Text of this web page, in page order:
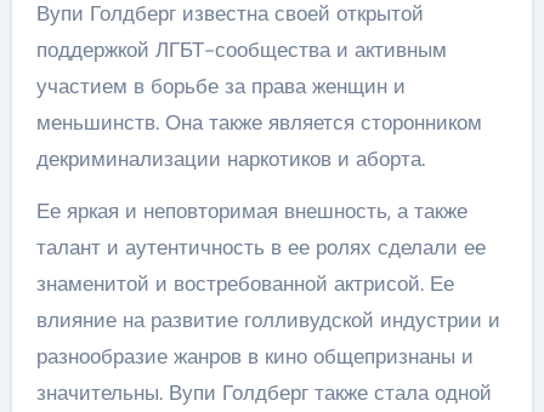
Вупи Голдберг известна своей открытой
поддержкой ЛГБТ-сообщества и активным
участием в борьбе за права женщин и
меньшинств. Она также является сторонником
декриминализации наркотиков и аборта.
Ее яркая и неповторимая внешность, а также
талант и аутентичность в ее ролях сделали ее
знаменитой и востребованной актрисой. Ее
влияние на развитие голливудской индустрии и
разнообразие жанров в кино общепризнаны и
значительны. Вупи Голдберг также стала одной